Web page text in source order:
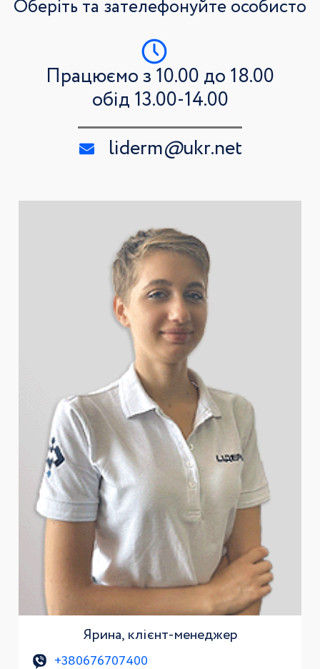
Оберіть та зателефонуйте особисто
Працюємо з 10.00 до 18.00
обід 13.00-14.00
liderm@ukr.net
Ярина, клієнт-менеджер
+380676707400